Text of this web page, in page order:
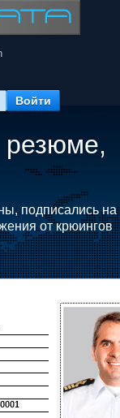
резюме,
подписались на
от крюингов